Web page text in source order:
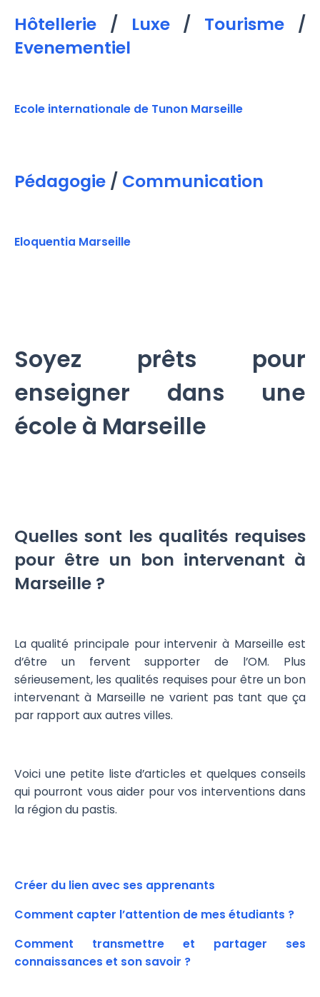
Hôtellerie / Luxe/ Tourisme /
Evenementiel
Ecole internationale de Tunon Marseille
Pédagogie / Communication
Eloquentia Marseille
Soyez prêts pour
enseigner dans une
école à Marseille
Quelles sont les qualités requises
pour être un bon intervenant à
Marseille ?
La qualité principale pour intervenir à Marseille est
d’être un fervent supporter de l’OM. Plus
sérieusement, les qualités requises pour être un bon
intervenant à Marseille ne varient pas tant que ça
par rapport aux autres villes.
Voici une petite liste d’articles et quelques conseils
qui pourront vous aider pour vos interventions dans
la région du pastis.
Créer du lien avec ses apprenants
Comment capter l’attention de mes étudiants ?
Comment transmettre et partager ses
connaissances et son savoir ?